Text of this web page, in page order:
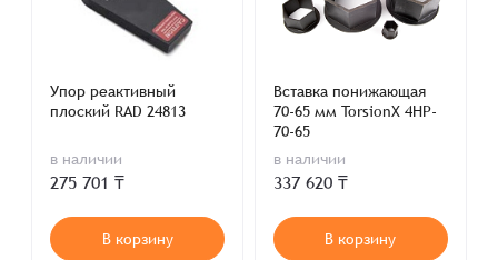
Упор реактивный
плоский RAD 24813
в наличии
275 701 ₸
В корзину
Вставка понижающая
70-65 мм TorsionX 4HP-
70-65
в наличии
337 620 ₸
В корзину